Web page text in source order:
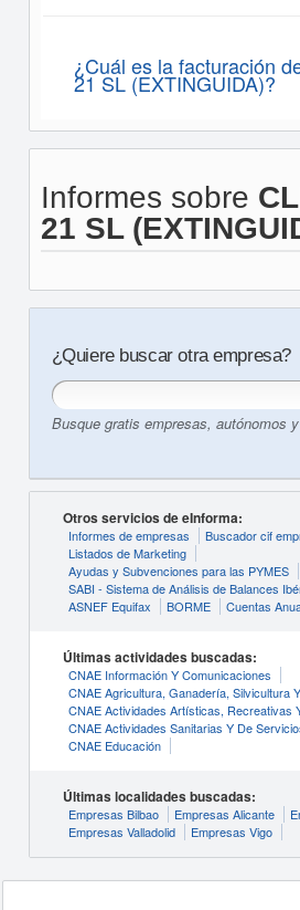
¿Cuál es la facturación
21 SL (EXTINGUIDA)?
Informes sobre
21 SL
¿Quiere buscar otra empresa?
Busque gratis empresas, autónomos
Otros servicios de eInforma:
Informes de empresas
Buscador cif
Listados de Marketing
Ayudas y Subvenciones para las PYMES
SABI - Sistema de Análisis de Balances
ASNEF Equifax
BORME Cuentas
Últimas actividades buscadas:
CNAE Información Y Comunicaciones
CNAE Agricultura, Ganadería, Silvicultura
CNAE Actividades Artísticas, Recreativas
CNAE Actividades Sanitarias Y De
CNAE Educación
Últimas localidades buscadas:
Empresas Bilbao Empresas Alicante
Empresas Valladolid
Empresas Vigo